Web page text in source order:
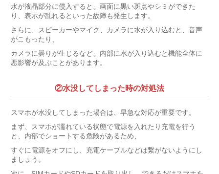
水が液晶部分に侵入すると、画面に黒い斑点やシミができた
り、表示が乱れるといった故障も発生します。
さらに、スピーカーやマイク、カメラに水が入り込むと、音声
がこもったり、
カメラに曇りが生じるなど、内部に水が入り込むと機能全体に
悪影響が及ぶことがあります。
②水没してしまった時の対処法
スマホが水没してしまった場合は、早急な対応が重要です。
まず、スマホが濡れている状態で電源を入れたり充電を行う
と、内部でショートする危険があるため、
すぐに電源をオフにし、充電ケーブルなどは繋がないようにし
ましょう。